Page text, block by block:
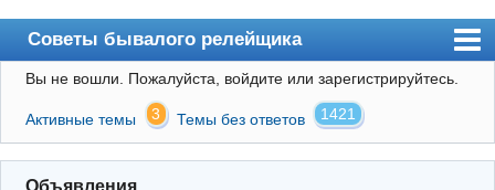
Советы бывалого релейщика
Форум
Правила
Поиск
Вы не вошли. Пожалуйста, войдите или зарегистрируйтесь.
Активные темы 3 Темы без ответов 1421